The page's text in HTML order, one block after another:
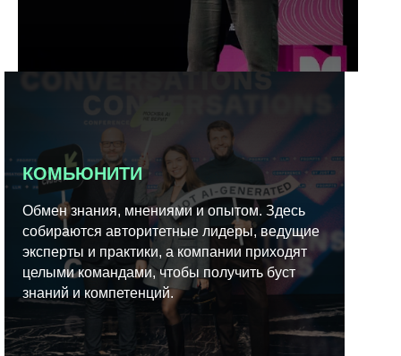
КОМЬЮНИТИ
Обмен знания, мнениями и опытом. Здесь
собираются авторитетные лидеры, ведущие
эксперты и практики, а компании приходят
целыми командами, чтобы получить буст
знаний и компетенций.